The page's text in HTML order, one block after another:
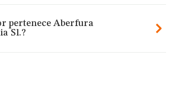
pertenece Aberfura
Sl.?